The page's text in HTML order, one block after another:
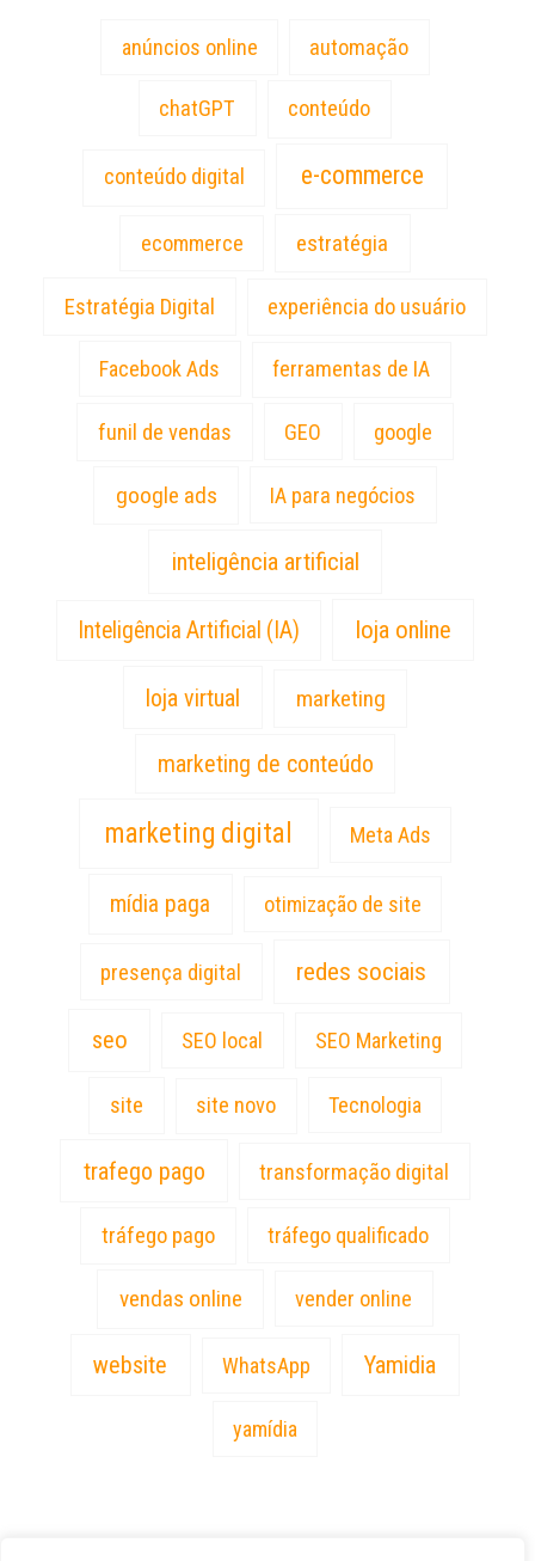
anúncios online automação
chatGPT conteúdo
conteúdo digital e-commerce
ecommerce estratégia
Estratégia Digital experiência do usuário
Facebook Ads ferramentas de IA
funil de vendas GEO google
google ads IA para negócios
inteligência artificial
Inteligência Artificial (IA) loja online
loja virtual marketing
marketing de conteúdo
marketing digital Meta Ads
mídia paga otimização de site
presença digital redes sociais
seo SEO local SEO Marketing
site site novo Tecnologia
trafego pago transformação digital
tráfego pago tráfego qualificado
vendas online vender online
website WhatsApp Yamidia
yamídia